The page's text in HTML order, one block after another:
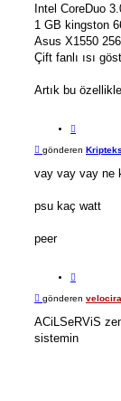
Intel CoreDuo
1 GB kingston
Asus X1550
Çift fanlı ısı
Artık bu
ı
M
s
gönderen
vay vay vay ne
psu kaç watt
peer
ı
t
ı
M
s
j
gönderen
ACiLSeRViS
sistemin